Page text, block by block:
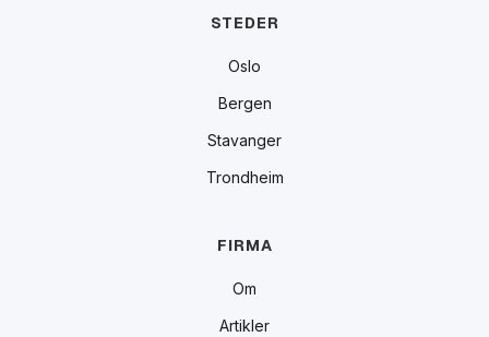
STEDER
Oslo
Bergen
Stavanger
Trondheim
FIRMA
Om
Artikler